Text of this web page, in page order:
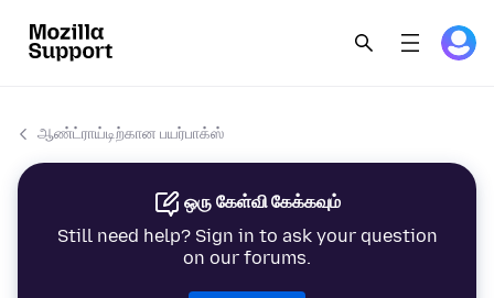
ஆண்ட்ராய்டிற்கான பயர்பாக்ஸ்
ஒரு கேள்வி கேக்கவும்
Still need help? Sign in to ask your question
on our forums.